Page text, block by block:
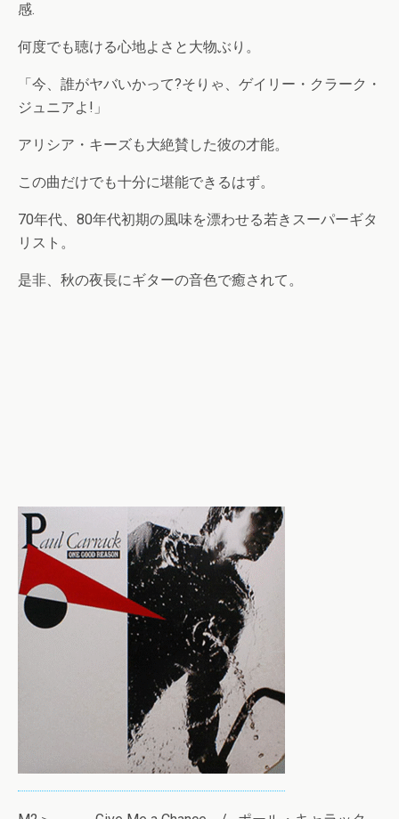
感.
何度でも聴ける心地よさと大物ぶり。
「今、誰がヤバいかって?そりゃ、ゲイリー・クラーク・
ジュニアよ!」
アリシア・キーズも大絶賛した彼の才能。
この曲だけでも十分に堪能できるはず。
70年代、80年代初期の風味を漂わせる若きスーパーギタ
リスト。
是非、秋の夜長にギターの音色で癒されて。